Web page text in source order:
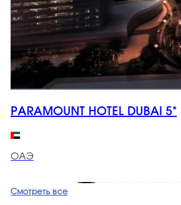
PARAMOUNT HOTEL DUBAI 5*
ОАЭ
Смотреть все